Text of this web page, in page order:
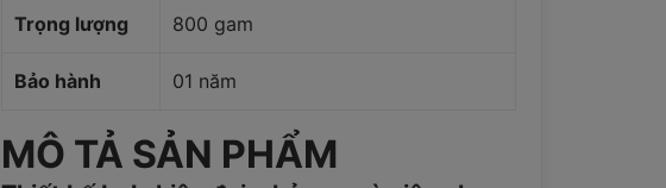
Trọng lượng 800 gam
Bảo hành 01 năm
MÔ TẢ SẢN PHẨM